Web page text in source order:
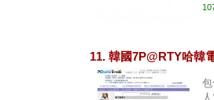
11. 韓國7P@RTY哈韓